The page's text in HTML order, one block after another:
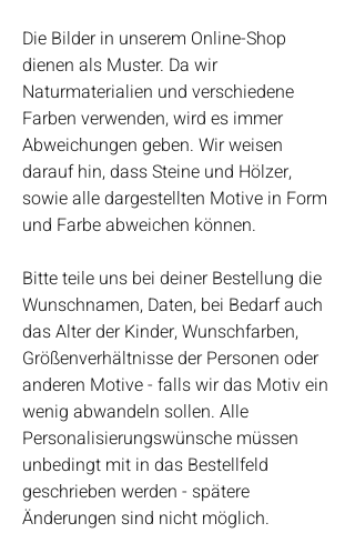
Die Bilder in unserem Online-Shop
dienen als Muster. Da wir
Naturmaterialien und verschiedene
Farben verwenden, wird es immer
Abweichungen geben. Wir weisen
darauf hin, dass Steine und Hölzer,
sowie alle dargestellten Motive in Form
und Farbe abweichen können.
Bitte teile uns bei deiner Bestellung die
Wunschnamen, Daten, bei Bedarf auch
das Alter der Kinder, Wunschfarben,
Größenverhältnisse der Personen oder
anderen Motive - falls wir das Motiv ein
wenig abwandeln sollen. Alle
Personalisierungswünsche müssen
unbedingt mit in das Bestellfeld
geschrieben werden - spätere
Änderungen sind nicht möglich.